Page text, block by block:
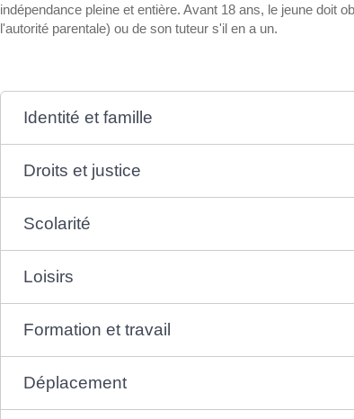
indépendance pleine et entière. Avant 18 ans, le jeune doit
l'autorité parentale) ou de son tuteur s'il en a un.
Identité et famille
Droits et justice
Scolarité
Loisirs
Formation et travail
Déplacement